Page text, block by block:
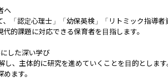
へ
「認定心理士」「幼保英検」「リトミック指導
的課題に対応できる保育者を目指します。
した深い学び
、主体的に研究を進めていくことを目的としま
ます。